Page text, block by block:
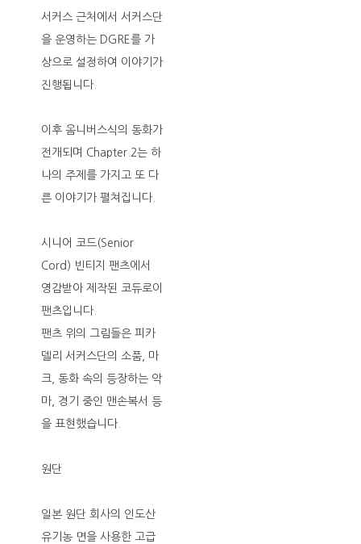
서커스 근처에서 서커스단
을 운영하는 DGRE를 가
상으로 설정하여 이야기가
진행됩니다.
이후 옴니버스식의 동화가
전개되며 Chapter.2는 하
나의 주제를 가지고 또 다
른 이야기가 펼쳐집니다.
시니어 코드(Senior
Cord) 빈티지 팬츠에서
영감받아 제작된 코듀로이
팬츠입니다.
팬츠 위의 그림들은 피카
델리 서커스단의 소품, 마
크, 동화 속의 등장하는 악
마, 경기 중인 맨손복서 등
을 표현했습니다.
원단
일본 원단 회사의 인도산
유기농 면을 사용한 고급